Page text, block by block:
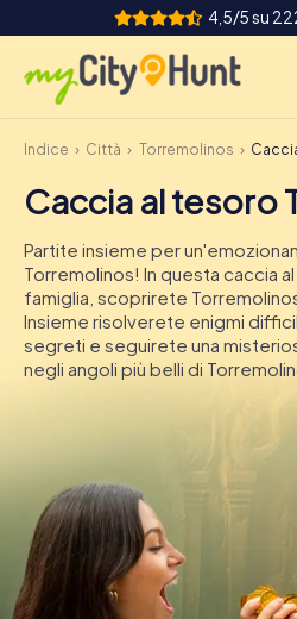
4,5/5 su
Come funziona
Città
Tour
Team Building
Biglietti
IT
Prenota
Indice Città Torremolinos Caccia al
Caccia al tesoro
Partite insieme per
Torremolinos! In questa caccia
famiglia, scoprirete
Insieme risolverete enigmi
segreti e seguirete una
negli angoli più belli di